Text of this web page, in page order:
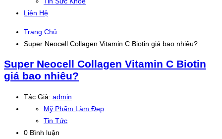
Liên Hệ
Trang Chủ
Super Neocell Collagen Vitamin C Biotin giá bao nhiêu?
Super Neocell Collagen Vitamin C Biotin
giá bao nhiêu?
Tác Giả: admin
Mỹ Phẩm Làm Đẹp
Tin Tức
0 Bình luận